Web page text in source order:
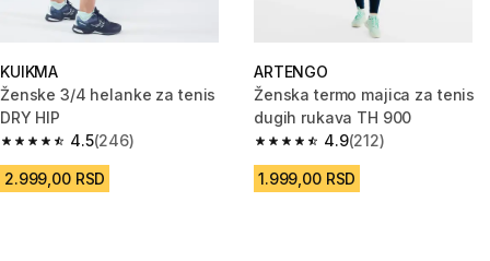
KUIKMA
Ženske 3/4 helanke za tenis
DRY HIP
4.5
4.5 od 5 zvezdica from 246 Recenzije
(246)
2.999,00 RSD
ARTENGO
Ženska termo majica za tenis
dugih rukava TH 900
4.9
4.9 od 5 zvezdica from 212
(212)
1.999,00 RSD